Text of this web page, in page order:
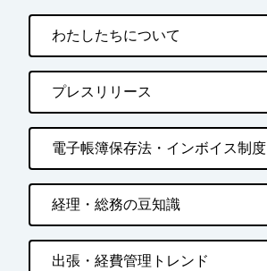
わたしたちについて
プレスリリース
電子帳簿保存法・インボイス制度
経理・総務の豆知識
出張・経費管理トレンド